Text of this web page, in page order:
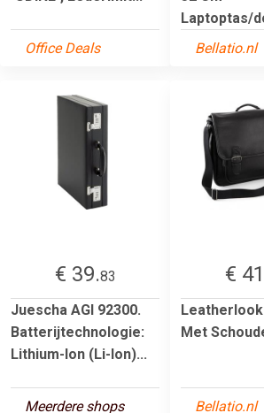
Office Deals
Laptoptas/
Bellatio.nl
€ 39.83
Juescha AGI 92300.
Batterijtechnologie:
Lithium-Ion (Li-Ion)...
Meerdere shops
€
Met
Bellatio.nl